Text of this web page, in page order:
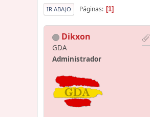
IR ABAJO Páginas 1
Dikxon
GDA
Administrador